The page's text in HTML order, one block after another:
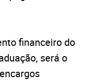
financeiro do
será o